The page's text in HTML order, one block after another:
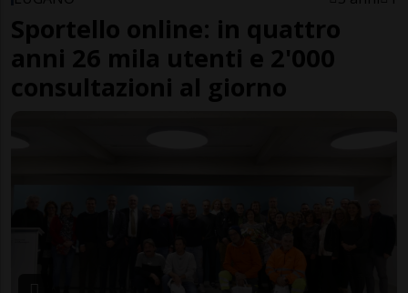
Sportello online: in quattro
anni 26 mila utenti e 2'000
consultazioni al giorno